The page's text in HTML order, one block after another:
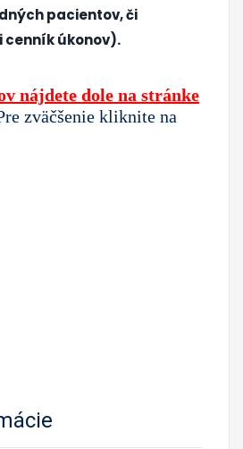
pacientov, či
cenník úkonov).
nájdete dole na stránke
zväčšenie kliknite na